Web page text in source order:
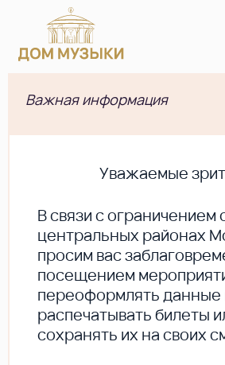
Важная информация
Уважаемые
В cвязи с ограничением
центральных районах
просим вас
посещением
переоформлять данные
распечатывать билеты
сохранять их на своих